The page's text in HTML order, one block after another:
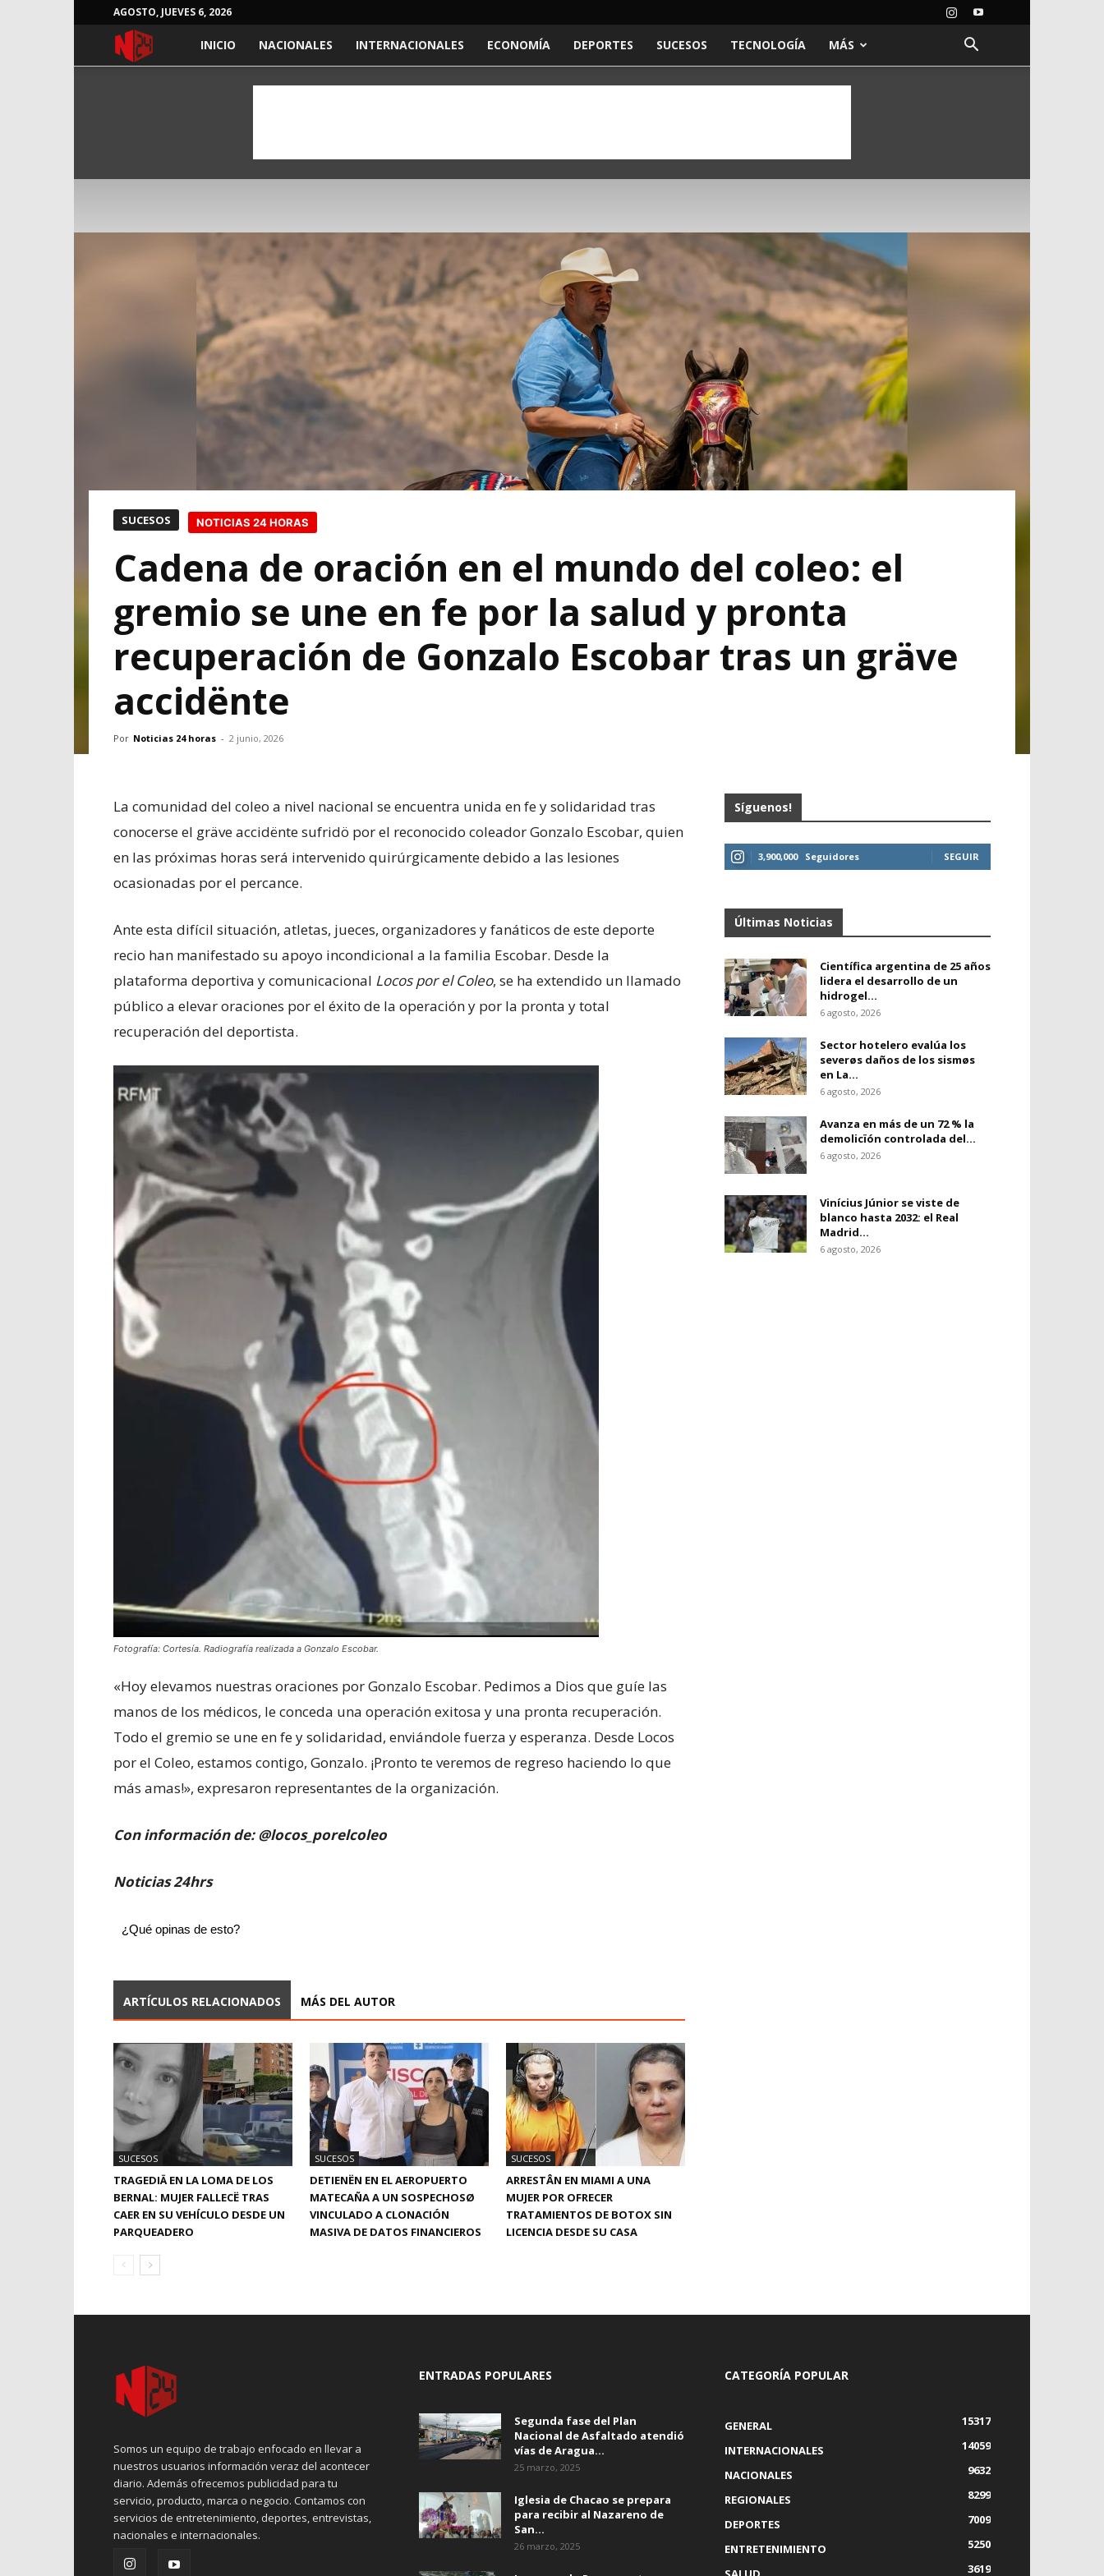
AGOSTO, JUEVES 6, 2026
NOTICIASINICIO NACIONALES INTERNACIONALES ECONOMÍA DEPORTES SUCESOS TECNOLOGÍA MÁS
SUCESOS NOTICIAS 24 HORAS
Cadena de oración en el mundo del coleo: el
gremio se une en fe por la salud y pronta
recuperación de Gonzalo Escobar tras un gräve
accidënte
Por Noticias 24 horas - 2 junio, 2026
La comunidad del coleo a nivel nacional se encuentra unida en fe y solidaridad tras
conocerse el gräve accidënte sufridö por el reconocido coleador Gonzalo Escobar, quien
en las próximas horas será intervenido quirúrgicamente debido a las lesiones
ocasionadas por el percance.
Ante esta difícil situación, atletas, jueces, organizadores y fanáticos de este deporte
recio han manifestado su apoyo incondicional a la familia Escobar. Desde la
plataforma deportiva y comunicacional Locos por el Coleo, se ha extendido un llamado
público a elevar oraciones por el éxito de la operación y por la pronta y total
recuperación del deportista.
Fotografía: Cortesía. Radiografía realizada a Gonzalo Escobar.
«Hoy elevamos nuestras oraciones por Gonzalo Escobar. Pedimos a Dios que guíe las
manos de los médicos, le conceda una operación exitosa y una pronta recuperación.
Todo el gremio se une en fe y solidaridad, enviándole fuerza y esperanza. Desde Locos
por el Coleo, estamos contigo, Gonzalo. ¡Pronto te veremos de regreso haciendo lo que
más amas!», expresaron representantes de la organización.
Con información de: @locos_porelcoleo
Noticias 24hrs
¿Qué opinas de esto?
ARTÍCULOS RELACIONADOS MÁS DEL AUTOR
SUCESOS
TRAGEDIÄ EN LA LOMA DE LOS
BERNAL: MUJER FALLECË TRAS
CAER EN SU VEHÍCULO DESDE UN
PARQUEADERO
SUCESOS
DETIENËN EN EL AEROPUERTO
MATECAÑA A UN SOSPECHOSØ
VINCULADO A CLONACIÓN
MASIVA DE DATOS FINANCIEROS
SUCESOS
ARRESTÂN EN MIAMI A UNA
MUJER POR OFRECER
TRATAMIENTOS DE BOTOX SIN
LICENCIA DESDE SU CASA
Síguenos!
3,900,000 Seguidores SEGUIR
Últimas Noticias
Científica argentina de 25 años
lidera el desarrollo de un
hidrogel...
6 agosto, 2026
Sector hotelero evalúa los
severøs daños de los sismøs
en La...
6 agosto, 2026
Avanza en más de un 72 % la
demolicïón controlada del...
6 agosto, 2026
Vinícius Júnior se viste de
blanco hasta 2032: el Real
Madrid...
6 agosto, 2026
Somos un equipo de trabajo enfocado en llevar a
nuestros usuarios información veraz del acontecer
diario. Además ofrecemos publicidad para tu
servicio, producto, marca o negocio. Contamos con
servicios de entretenimiento, deportes, entrevistas,
nacionales e internacionales.
ENTRADAS POPULARES
Segunda fase del Plan
Nacional de Asfaltado atendió
vías de Aragua...
25 marzo, 2025
Iglesia de Chacao se prepara
para recibir al Nazareno de
San...
26 marzo, 2025
CATEGORÍA POPULAR
GENERAL
15317
INTERNACIONALES
14059
NACIONALES
9632
REGIONALES
8299
DEPORTES
7009
ENTRETENIMIENTO
5250
3619